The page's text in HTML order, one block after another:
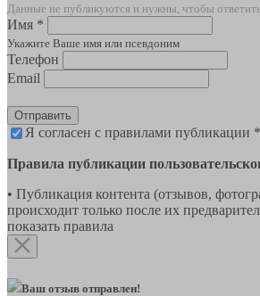
Данные не публикуются и нужны, чтобы
Имя *
Укажите Ваше имя или псевдоним
Телефон
Email
Отправить
Я согласен с правилами публикации *
Правила публикации
• Публикация контента (отзывов,
происходит только после их
показать правила
Ваш отзыв отправлен!